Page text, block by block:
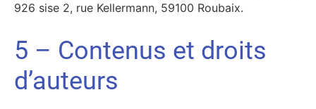
926 sise 2, rue Kellermann, 59100 Roubaix.
5 – Contenus et droits
d’auteurs